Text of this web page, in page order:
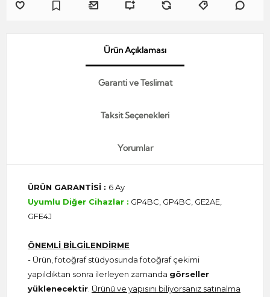
Ürün Açıklaması
Garanti ve Teslimat
Taksit Seçenekleri
Yorumlar
ÜRÜN GARANTİSİ : 6 Ay
Uyumlu Diğer Cihazlar : GP4BC, GP4BC, GE2AE,
GFE4J
ÖNEMLİ BİLGİLENDİRME
- Ürün, fotoğraf stüdyosunda fotoğraf çekimi
yapıldıktan sonra ilerleyen zamanda görseller
yüklenecektir Ürünü ve yapısını biliyorsanız satınalma